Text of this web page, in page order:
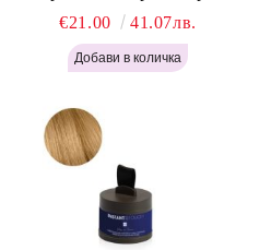
Woman Black 400мл
€21.00 41.07лв.